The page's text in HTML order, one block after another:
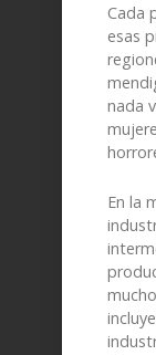
Cada
esas
nada
En la